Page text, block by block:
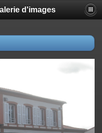
d'images